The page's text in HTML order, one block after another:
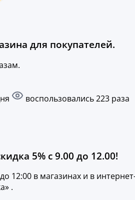
для покупателей.
воспользовались 223 раза
5% с 9.00 до 12.00!
12:00 в магазинах и в
.